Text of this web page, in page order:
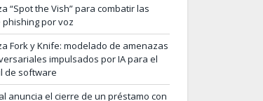
“Spot the Vish” para combatir las
por voz
Fork y Knife: modelado de amenazas
impulsados por IA para el
de software
anuncia el cierre de un préstamo con